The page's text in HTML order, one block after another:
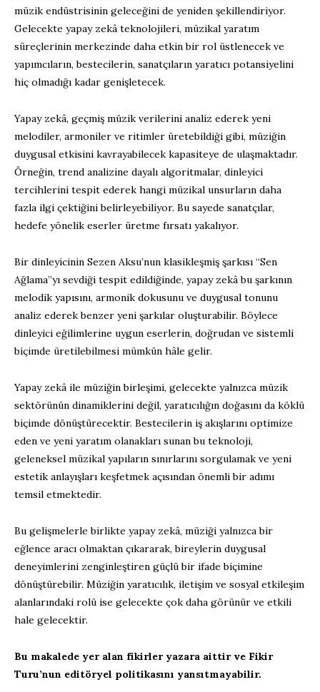
müzik endüstrisinin geleceğini de yeniden şekillendiriyor.
Gelecekte yapay zekâ teknolojileri, müzikal yaratım
süreçlerinin merkezinde daha etkin bir rol üstlenecek ve
yapımcıların, bestecilerin, sanatçıların yaratıcı potansiyelini
hiç olmadığı kadar genişletecek.
Yapay zekâ, geçmiş müzik verilerini analiz ederek yeni
melodiler, armoniler ve ritimler üretebildiği gibi, müziğin
duygusal etkisini kavrayabilecek kapasiteye de ulaşmaktadır.
Örneğin, trend analizine dayalı algoritmalar, dinleyici
tercihlerini tespit ederek hangi müzikal unsurların daha
fazla ilgi çektiğini belirleyebiliyor. Bu sayede sanatçılar,
hedefe yönelik eserler üretme fırsatı yakalıyor.
Bir dinleyicinin Sezen Aksu’nun klasikleşmiş şarkısı “Sen
Ağlama”yı sevdiği tespit edildiğinde, yapay zekâ bu şarkının
melodik yapısını, armonik dokusunu ve duygusal tonunu
analiz ederek benzer yeni şarkılar oluşturabilir. Böylece
dinleyici eğilimlerine uygun eserlerin, doğrudan ve sistemli
biçimde üretilebilmesi mümkün hâle gelir.
Yapay zekâ ile müziğin birleşimi, gelecekte yalnızca müzik
sektörünün dinamiklerini değil, yaratıcılığın doğasını da köklü
biçimde dönüştürecektir. Bestecilerin iş akışlarını optimize
eden ve yeni yaratım olanakları sunan bu teknoloji,
geleneksel müzikal yapıların sınırlarını sorgulamak ve yeni
estetik anlayışları keşfetmek açısından önemli bir adımı
temsil etmektedir.
Bu gelişmelerle birlikte yapay zekâ, müziği yalnızca bir
eğlence aracı olmaktan çıkararak, bireylerin duygusal
deneyimlerini zenginleştiren güçlü bir ifade biçimine
dönüştürebilir. Müziğin yaratıcılık, iletişim ve sosyal etkileşim
alanlarındaki rolü ise gelecekte çok daha görünür ve etkili
hale gelecektir.
Bu makalede yer alan fikirler yazara aittir ve Fikir
Turu’nun editöryel politikasını yansıtmayabilir.